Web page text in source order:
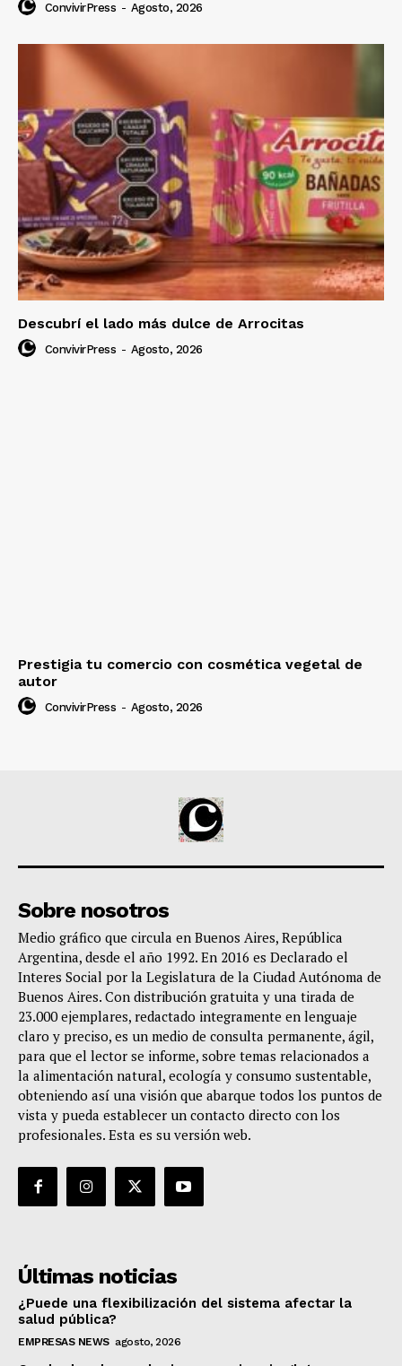
ConvivirPress - Agosto, 2026
Descubrí el lado más dulce de Arrocitas
ConvivirPress - Agosto, 2026
Prestigia tu comercio con cosmética vegetal de
autor
ConvivirPress - Agosto, 2026
Sobre nosotros
Medio gráfico que circula en Buenos Aires, República
Argentina, desde el año 1992. En 2016 es Declarado el
Interes Social por la Legislatura de la Ciudad Autónoma de
Buenos Aires. Con distribución gratuita y una tirada de
23.000 ejemplares, redactado integramente en lenguaje
claro y preciso, es un medio de consulta permanente, ágil,
para que el lector se informe, sobre temas relacionados a
la alimentación natural, ecología y consumo sustentable,
obteniendo así una visión que abarque todos los puntos de
vista y pueda establecer un contacto directo con los
profesionales. Esta es su versión web.
Últimas noticias
¿Puede una flexibilización del sistema afectar la
salud pública?
EMPRESAS NEWS agosto, 2026